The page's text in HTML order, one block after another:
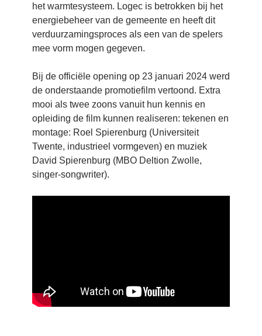
het warmtesysteem. Logec is betrokken bij het
energiebeheer van de gemeente en heeft dit
verduurzamingsproces als een van de spelers
mee vorm mogen gegeven.
Bij de officiële opening op 23 januari 2024 werd
de onderstaande promotiefilm vertoond. Extra
mooi als twee zoons vanuit hun kennis en
opleiding de film kunnen realiseren: tekenen en
montage: Roel Spierenburg (Universiteit
Twente, industrieel vormgeven) en muziek
David Spierenburg (MBO Deltion Zwolle,
singer-songwriter).